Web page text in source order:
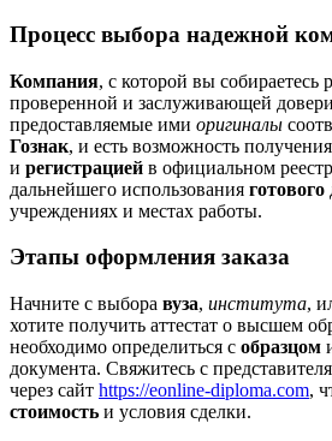
Процесс выбора надежной
Компания, с которой вы собираетесь
проверенной и заслуживающей
предоставляемые ими оригиналы
Гознак, и есть возможность
и регистрацией в официальном
дальнейшего использования готового
учреждениях и местах работы.
Этапы оформления заказа
Начните с выбора вуза, института,
хотите получить аттестат о высшем
необходимо определиться с образцом
документа. Свяжитесь с
через сайт https://eonline-diploma.com,
стоимость и условия сделки.